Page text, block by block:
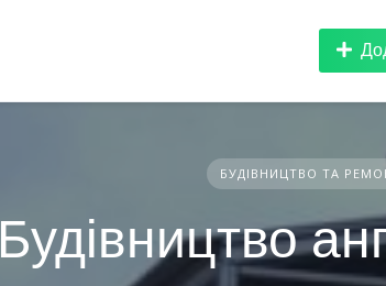
БУДІВНИЦТВО ТА
Будівництво